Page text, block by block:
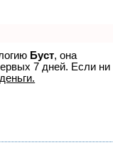
Буст, она
7 дней. Если ни